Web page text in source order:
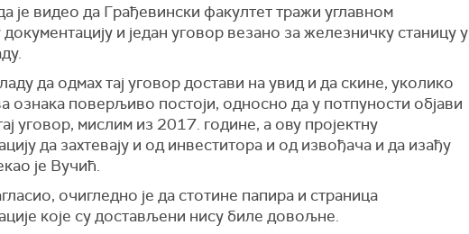
је видео да Грађевински факултет тражи углавном
документацију и један уговор везано за железничку станицу у
да одмах тај уговор достави на увид и да скине, уколико
ознака поверљиво постоји, односно да у потпуности објави
уговор, мислим из 2017. године, а ову пројектну
да захтевају и од инвеститора и од извођача и да изађу
је Вучић.
очигледно је да стотине папира и страница
које су достављени нису биле довољне.